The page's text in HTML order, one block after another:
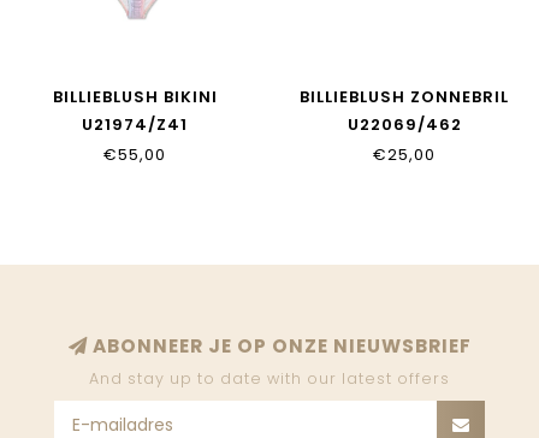
BILLIEBLUSH BIKINI
U21974/Z41
€55,00
BILLIEBLUSH ZONNEBRIL
U22069/462
€25,00
ABONNEER JE OP ONZE NIEUWSBRIEF
And stay up to date with our latest offers